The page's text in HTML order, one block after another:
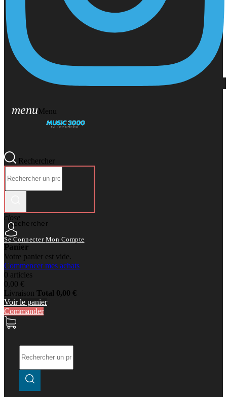
menuMenu
Rechercher
Rechercher
close
Se Connecter Mon Compte
Panier
Votre panier est vide.
Commencer mes achats
0 articles
0,00 €
Livraison Total 0,00 €
Voir le panier
Commander